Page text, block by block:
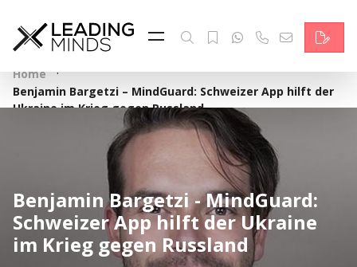
Feed & News
Reading Minds
Themen
Services
Wer wir sind
Kontakt
Home ·
Benjamin Bargetzi – MindGuard: Schweizer App hilft der
Ukraine im Krieg gegen Russland
Benjamin Bargetzi - MindGuard:
Schweizer App hilft der Ukraine
im Krieg gegen Russland